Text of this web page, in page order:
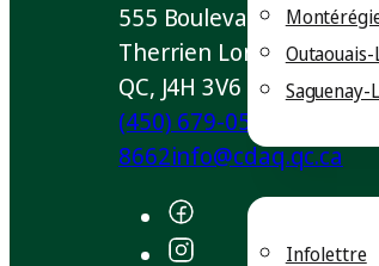
Saguenay-
Infolettre
555 Boulevard Roland-
Therrien Longueuil,
QC, J4H 3V6
(450) 679-0540 Poste
8662info@cdaq.qc.ca